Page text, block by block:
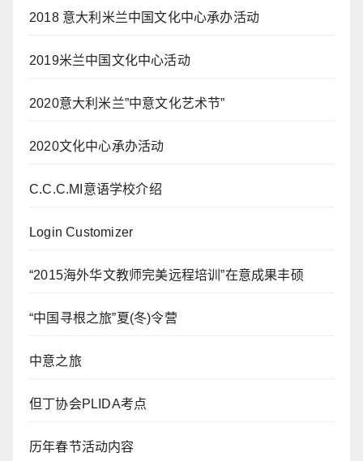
2018 意大利米兰中国文化中心承办活动
2019米兰中国文化中心活动
2020意大利米兰”中意文化艺术节”
2020文化中心承办活动
C.C.C.MI意语学校介绍
Login Customizer
“2015海外华文教师完美远程培训”在意成果丰硕
“中国寻根之旅”夏(冬)令营
中意之旅
但丁协会PLIDA考点
历年春节活动内容